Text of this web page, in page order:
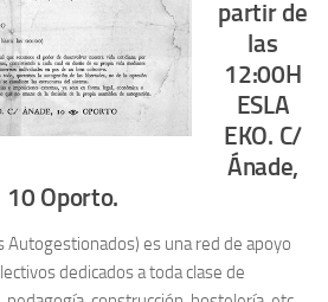
partir de
las
12:00H
ESLA
EKO. C/
Ánade,
10 Oporto.
Autogestionados) es una red de apoyo
dedicados a toda clase de